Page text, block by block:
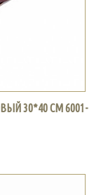
30*40 СМ 6001-